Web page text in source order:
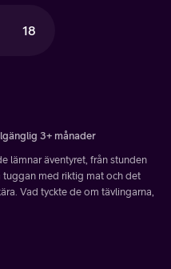
18
3+ månader
lämnar äventyret, från stunden
med riktig mat och det
Vad tyckte de om tävlingarna,